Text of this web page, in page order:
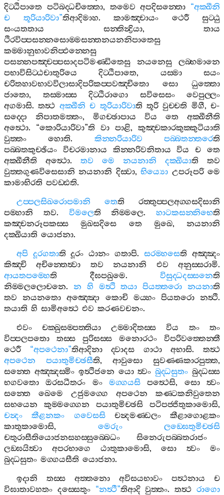
දිට‍්ඨිපාතෙ පටිබද‍්ධචිත‍්තො, තමෙව අපදිසන‍්තො “අක‍්ඛීනි
ච
තූරියාරිවා”තිආදිමාහ. කාමඤ‍්චායං ථෙරී
සුට‍්ඨු
සංයතතාය
සන‍්තින්‍ද්‍රියා, තාය
ථිරවිප‍්පසන‍්නසොම‍්මසන‍්තනයනනිපාතෙසු
කම‍්මානුභාවනිප‍්ඵන‍්නෙසු
පසන‍්නපඤ‍්චප‍්පසාදපටිමණ‍්ඩිතෙසු
නයනෙසු
ලබ‍්භමානෙ
පභාවිසිට‍්ඨචාතුරියෙ
දිට‍්ඨිපාතෙ, යස‍්මා
සයං
චරිතහාවභාවවිලාසාදිපරිකප‍්පවඤ‍්චිතො
සො
ධුත‍්තො
ජාතො, තස‍්මාස‍්ස දිට‍්ඨිරාගො සවිසෙසං
වෙපුල‍්ලං
අගමාසි.තත්‍ථ අක‍්ඛීනි ච තූරියාරිවාති තූරි වුච‍්චති මිගී, ච-
සද‍්දො
නිපාතමත‍්තං, මිගච‍්ඡාපාය විය තෙ
අක‍්ඛීනීති
අත්‍ථො. “කොරියාරිවා”ති වා පාළි, කුඤ‍්චකාරකුක‍්කුටියාති
වුත‍්තං
හොති. කින‍්නරියාරිව පබ‍්බතන‍්තරෙති
පබ‍්බතකුච‍්ඡියං
විචරමානාය කින‍්නරිවනිතාය විය ච
තෙ
අක‍්ඛීනීති
අත්‍ථො. තව මෙ නයනානි දක‍්ඛියාති
තව
වුත‍්තගුණවිසෙසානි නයනානි දිස‍්වා,භිය්‍යො උපරූපරි මෙ
කාමාභිරති පවඩ‍්ඪති.
උප‍්පලසිඛරොපමානි
තෙති
රත‍්තුප‍්පලඅග‍්ගසදිසානි
පම‍්හානි
තව. විමලෙති නිම‍්මලෙ. හාටකසන‍්නිභෙති
කඤ‍්චනරූපකස‍්ස
මුඛසදිසෙ තෙ මුඛෙ, නයනානි
දක‍්ඛියාති යොජනා.
අපි දූරගතාති දූරං ඨානං ගතාපි.සරම‍්හසෙති අඤ‍්ඤං
කිඤ‍්චි
අචින‍්තෙත්‍වා තව නයනානි එව අනුස‍්සරාමි.
ආයතපම‍්හෙති දීඝපඛුමෙ. විසුද‍්ධදස‍්සනෙති
නිම‍්මලලොචනෙ. න හි මත්‍ථි තයා පියත‍්තරො නයනාති
තව
නයනතො අඤ‍්ඤො කොචි මය‍්හං පියතරො නත්‍ථි.
තයාති හි සාමිඅත්‍ථෙ එව කරණවචනං.
එවං
චක‍්ඛුසම‍්පත‍්තියා උම‍්මාදිතස‍්ස විය තං
තං
විප‍්පලපතො
තස‍්ස පුරිසස‍්ස මනොරථං
විපරිවත‍්තෙන‍්තී
ථෙරී
“අපථෙනා”තිආදිනා ද‍්වාදස ගාථා අභාසි.තත්‍ථ
අපථෙන
පයාතුමිච‍්ඡසීති, ආවුසො සුවණ‍්ණකාරපුත‍්ත,
සන‍්තෙ අඤ‍්ඤස‍්මිං ඉත්‍ථිජනෙ යො ත්‍වං බුද‍්ධසුතං බුද‍්ධස‍්ස
භගවතො
ඔරසධීතරං මං මග‍්ගයසි පත්‍ථෙසි, සො
ත්‍වං
සන‍්තෙ
ඛෙමෙ උජුමග‍්ගෙ අපථෙන
කණ‍්ටකනිවුතෙන
සභයෙන
කුම‍්මග‍්ගෙන පයාතුමිච‍්ඡසි පටිපජ‍්ජිතුකාමොසි,
චන්‍දං
කීළනකං ගවෙසසි චන්‍දමණ‍්ඩලං
කීළාගොළකං
කාතුකාමොසි, මෙරුං
ලඞ‍්ඝෙතුමිච‍්ඡසි
චතුරාසීතියොජනසහස‍්සුබ‍්බෙධං
සිනෙරුපබ‍්බතරාජං
ලඞ‍්ඝයිත්‍වා
අපරභාගෙ ඨාතුකාමොසි,සො ත්‍වං
මං
බුද‍්ධසුතං මග‍්ගයසීති යොජනා.
ඉදානි
තස‍්ස අත‍්තනො අවිසයභාවං පත්‍ථනාය
ච
විඝාතාවහතං දස‍්සෙතුං “නත්‍ථී”තිආදි වුත‍්තං.තත්‍ථ රාගො